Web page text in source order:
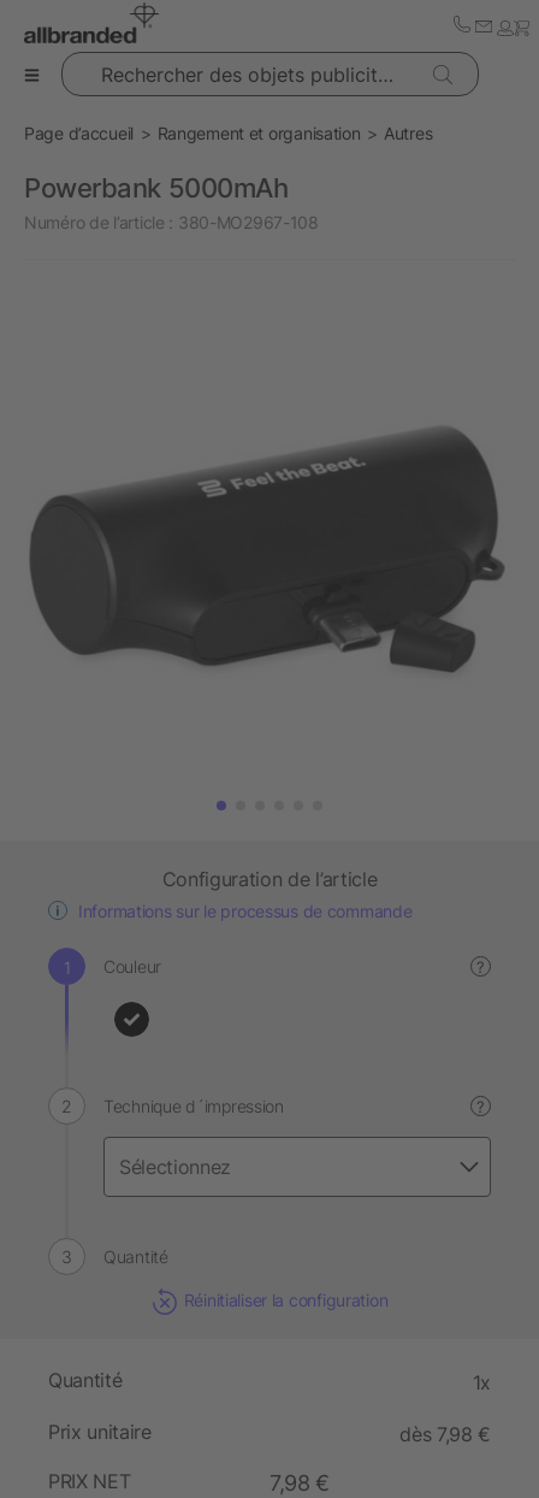
Rechercher des objets publicitaires
Page d’accueil Rangement et organisation Autres
Powerbank 5000mAh
Numéro de l’article : 380-MO2967-108
Configuration de l’article
Informations sur le processus de commande
Couleur ?
Technique d´impression ?
Quantité
Réinitialiser la configuration
Quantité 1x
Prix unitaire
dès 7,98 €
PRIX NET
7,98 €